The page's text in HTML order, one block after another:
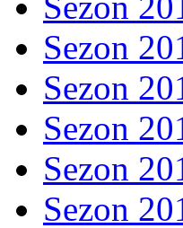
Sezon
Sezon
Sezon
Sezon
Sezon